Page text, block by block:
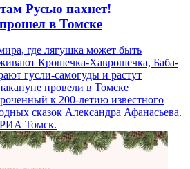
Русью пахнет!
в Томске
где лягушка может быть
Крошечка-Хаврошечка, Баба-
гусли-самогуды и растут
провели в Томске
к 200-летию известного
сказок Александра Афанасьева.
РИА Томск.